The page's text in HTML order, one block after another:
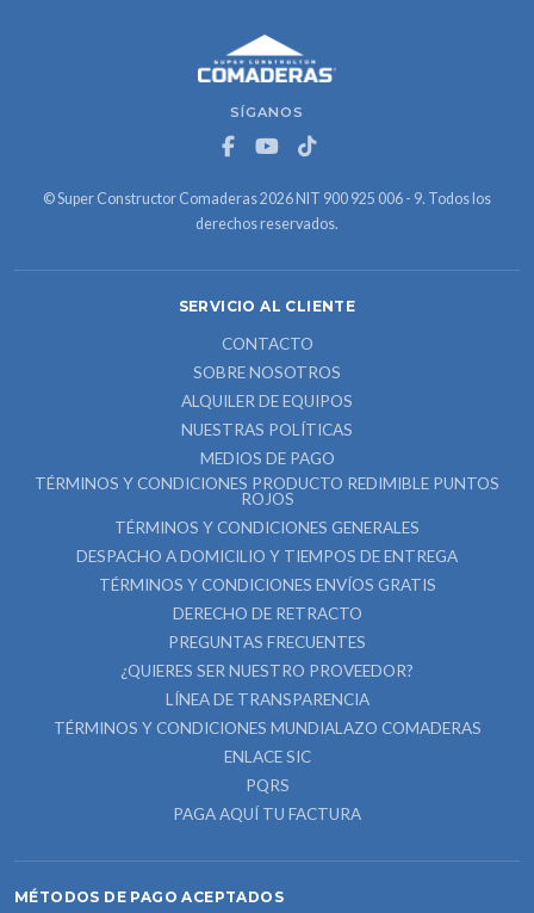
SÍGANOS
© Super Constructor Comaderas 2026 NIT 900 925 006 - 9. Todos los
derechos reservados.
SERVICIO AL CLIENTE
CONTACTO
SOBRE NOSOTROS
ALQUILER DE EQUIPOS
NUESTRAS POLÍTICAS
MEDIOS DE PAGO
TÉRMINOS Y CONDICIONES PRODUCTO REDIMIBLE PUNTOS
ROJOS
TÉRMINOS Y CONDICIONES GENERALES
DESPACHO A DOMICILIO Y TIEMPOS DE ENTREGA
TÉRMINOS Y CONDICIONES ENVÍOS GRATIS
DERECHO DE RETRACTO
PREGUNTAS FRECUENTES
¿QUIERES SER NUESTRO PROVEEDOR?
LÍNEA DE TRANSPARENCIA
TÉRMINOS Y CONDICIONES MUNDIALAZO COMADERAS
ENLACE SIC
PQRS
PAGA AQUÍ TU FACTURA
MÉTODOS DE PAGO ACEPTADOS